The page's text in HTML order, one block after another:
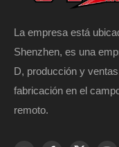
La empresa está
Shenzhen, es una
D, producción y
fabricación en el
remoto.